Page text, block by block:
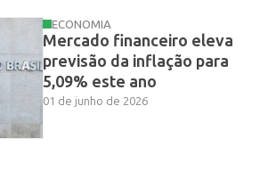
ECONOMIA
Mercado financeiro eleva
previsão da inflação para
5,09% este ano
01 de junho de 2026